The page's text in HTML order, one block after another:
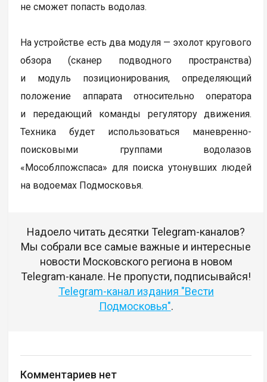
не сможет попасть водолаз.
На устройстве есть два модуля — эхолот кругового
обзора (сканер подводного пространства)
и модуль позиционирования, определяющий
положение аппарата относительно оператора
и передающий команды регулятору движения.
Техника будет использоваться маневренно-
поисковыми группами водолазов
«Мособлпожспаса» для поиска утонувших людей
на водоемах Подмосковья.
Надоело читать десятки Telegram-каналов?
Мы собрали все самые важные и интересные
новости Московского региона в новом
Telegram-канале. Не пропусти, подписывайся!
Telegram-канал издания "Вести
Подмосковья".
Комментариев нет